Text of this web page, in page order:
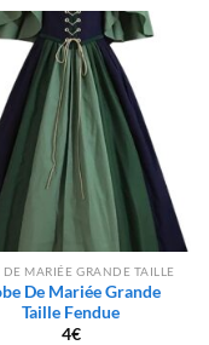
DE MARIÉE GRANDE TAILLE
De Mariée Grande
Taille Fendue
4€